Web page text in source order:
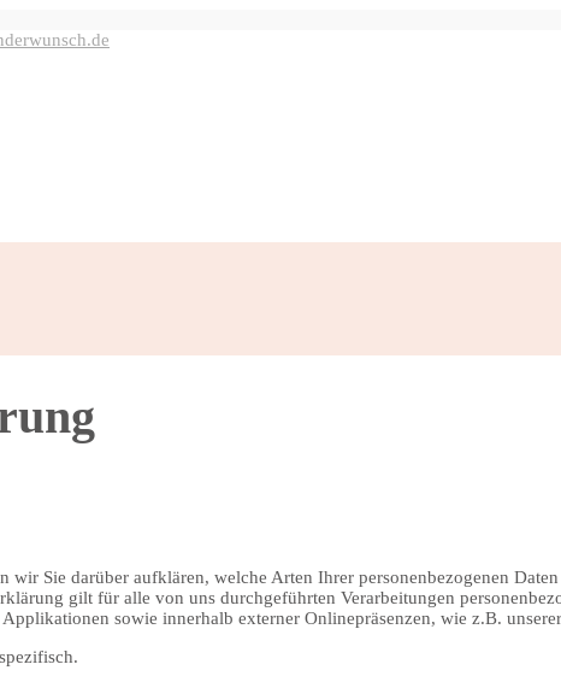
wir Sie darüber aufklären, welche Arten Ihrer personenbezogenen
gilt für alle von uns durchgeführten Verarbeitungen
sowie innerhalb externer Onlinepräsenzen, wie z.B.